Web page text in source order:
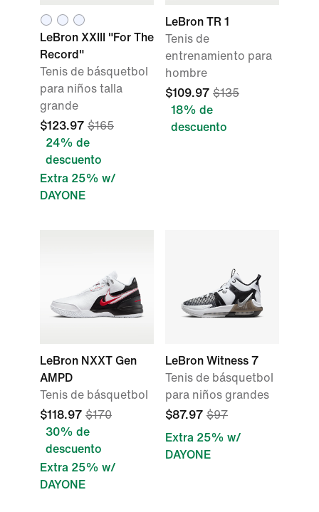
LeBron XXIII "For The
Record"
Tenis de básquetbol
para niños talla
grande
$123.97 $165
24% de
descuento
Extra 25% w/
DAYONE
LeBron TR 1
Tenis de
entrenamiento para
hombre
$109.97 $135
18% de
descuento
LeBron NXXT Gen
AMPD
Tenis de básquetbol
$118.97 $170
30% de
descuento
Extra 25% w/
DAYONE
LeBron Witness 7
Tenis de básquetbol
para niños grandes
$87.97 $97
Extra 25% w/
DAYONE